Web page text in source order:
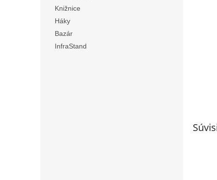
Knižnice
Háky
Bazár
InfraStand